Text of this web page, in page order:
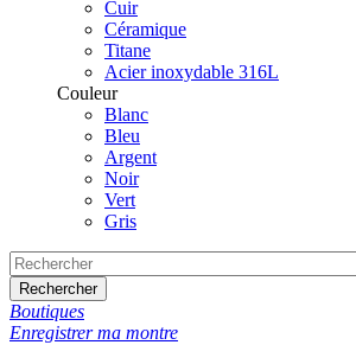
Cuir
Céramique
Titane
Acier inoxydable 316L
Couleur
Blanc
Bleu
Argent
Noir
Vert
Gris
Rechercher
Boutiques
Enregistrer ma montre